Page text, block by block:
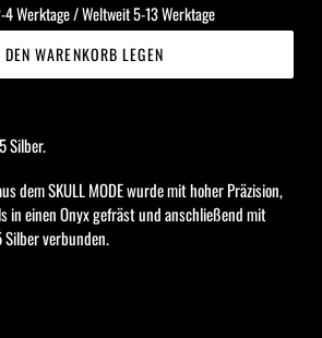
4 Werktage / Weltweit 5-13 Werktage
DEN WARENKORB LEGEN
Silber.
dem SKULL MODE wurde mit hoher Präzision,
in einen Onyx gefräst und anschließend mit
Silber verbunden.